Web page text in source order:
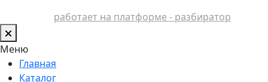
работает на платформе - разбиратор
Меню
Главная
Каталог